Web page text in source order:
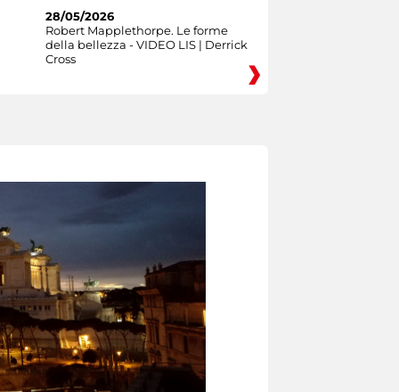
28/05/2026
Robert Mapplethorpe. Le forme
della bellezza - VIDEO LIS | Derrick
Cross